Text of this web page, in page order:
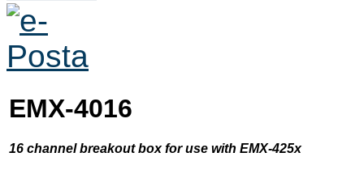
EMX-4016
16 channel breakout box for use with EMX-425x